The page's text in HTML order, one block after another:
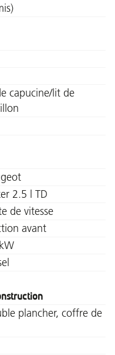
capucine/lit de
2.5 l TD
de vitesse
avant
plancher, coffre de